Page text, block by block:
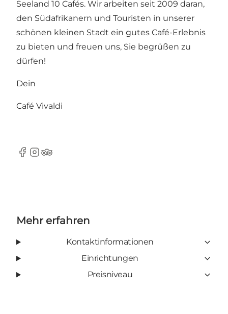
Seeland 10 Cafés. Wir arbeiten seit 2009 daran,
den Südafrikanern und Touristen in unserer
schönen kleinen Stadt ein gutes Café-Erlebnis
zu bieten und freuen uns, Sie begrüßen zu
dürfen!
Dein
Café Vivaldi
Facebook
Instagram
TripAdvisor
Mehr erfahren
Kontaktinformationen
Einrichtungen
Preisniveau